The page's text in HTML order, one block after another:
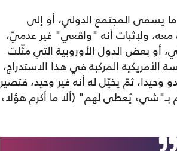
يسمى المجتمع الدولي، أو إلى
معه، ولإثبات أنه "واقعي" غير عدميّ،
أو بعض الدول الأوروبية التي مثّلت
الأمريكية المركبة في هذا الاستدراج،
ثمّ يخيّل له أنه غير وحيد، فتصير
بـ"شيء يُعطى لهم" (ألا ما أكرم هؤلاء